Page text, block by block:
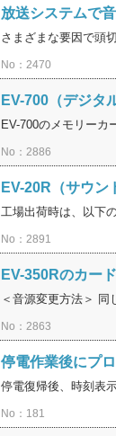
放送システムで
さまざまな要因で頭
No：2470
EV-700（デジタ
EV-700のメモリーカ
No：2886
EV-20R（サウン
工場出荷時は、以下
No：2891
EV-350Rのカー
＜音源変更方法＞
No：2863
停電作業後にプ
停電復帰後、時刻表
No：181